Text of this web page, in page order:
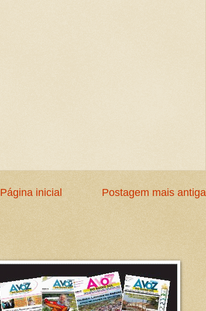
Postagem mais antiga
Página inicial